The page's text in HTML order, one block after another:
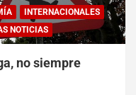
INTERNACIONALES
NOTICIAS
no siempre